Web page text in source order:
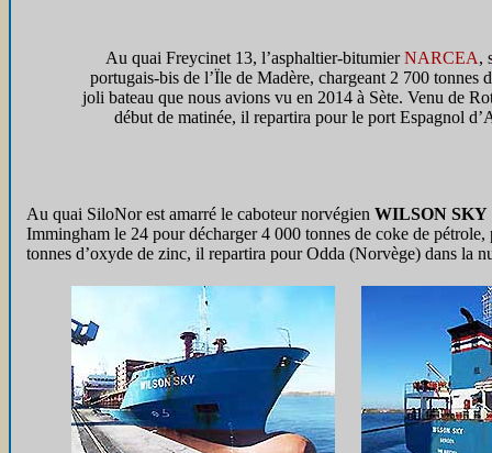
Au quai Freycinet 13, l’asphaltier-bitumierNARCEA,
portugais-bis de l’Ïle de Madère, chargeant 2 700 tonnes
joli bateau que nous avions vu en 2014 à Sète. Venu de
début de matinée, il repartira pour le port Espagnol
Au quai SiloNor est amarré le caboteur norvégien WILSON SKY
Immingham le 24 pour décharger 4 000 tonnes de coke de pétrole,
tonnes d’oxyde de zinc, il repartira pour Odda (Norvège) dans la